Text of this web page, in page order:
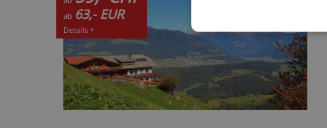
ab 63,- EUR
Details +